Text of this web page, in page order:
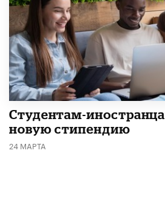
Студентам-
новую стипендию
24 МАРТА